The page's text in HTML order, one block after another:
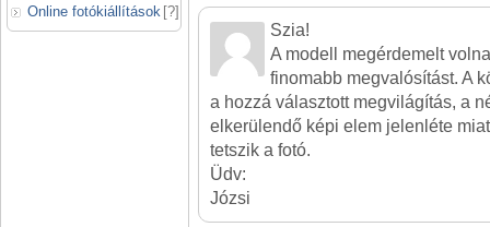
Online fotókiállítások [?]
Szia!
A modell megérdemelt
finomabb megvalósítást. A
a hozzá választott megvilágítás, a
elkerülendő képi elem jelenléte
tetszik a fotó.
Üdv:
Józsi